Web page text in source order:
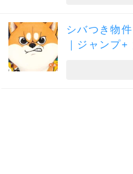
シバつき物
｜ジャンプ